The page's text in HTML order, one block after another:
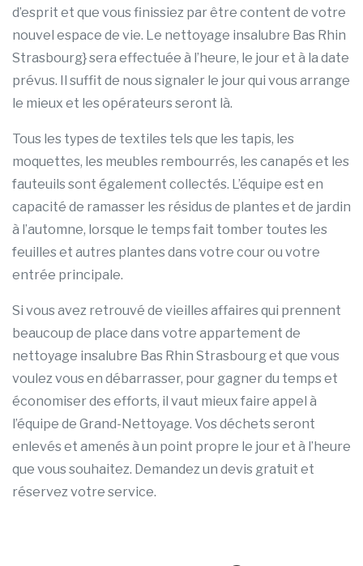
d’esprit et que vous finissiez par être content de votre
nouvel espace de vie. Le nettoyage insalubre Bas Rhin
Strasbourg} sera effectuée à l’heure, le jour et à la date
prévus. Il suffit de nous signaler le jour qui vous arrange
le mieux et les opérateurs seront là.
Tous les types de textiles tels que les tapis, les
moquettes, les meubles rembourrés, les canapés et les
fauteuils sont également collectés. L’équipe est en
capacité de ramasser les résidus de plantes et de jardin
à l’automne, lorsque le temps fait tomber toutes les
feuilles et autres plantes dans votre cour ou votre
entrée principale.
Si vous avez retrouvé de vieilles affaires qui prennent
beaucoup de place dans votre appartement de
nettoyage insalubre Bas Rhin Strasbourg et que vous
voulez vous en débarrasser, pour gagner du temps et
économiser des efforts, il vaut mieux faire appel à
l’équipe de Grand-Nettoyage. Vos déchets seront
enlevés et amenés à un point propre le jour et à l’heure
que vous souhaitez. Demandez un devis gratuit et
réservez votre service.